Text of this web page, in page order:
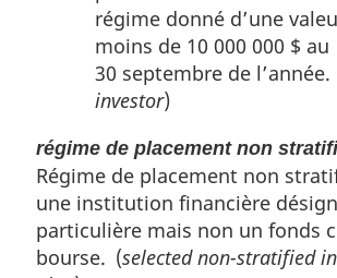
régime donné d’une
moins de 10 000 000 $ au
30 septembre de
investor)
régime de placement non
Régime de placement non
une institution financière
particulière mais non un fonds
bourse. (selected non-stratified